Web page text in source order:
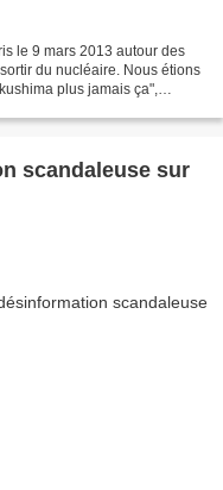
le 9 mars 2013 autour des
du nucléaire. Nous étions
plus jamais ça",
scandaleuse sur